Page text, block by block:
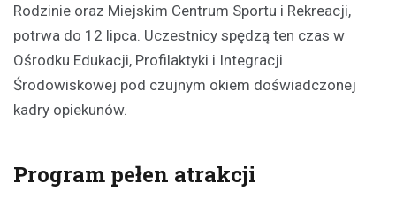
Rodzinie oraz Miejskim Centrum Sportu i Rekreacji,
potrwa do 12 lipca. Uczestnicy spędzą ten czas w
Ośrodku Edukacji, Profilaktyki i Integracji
Środowiskowej pod czujnym okiem doświadczonej
kadry opiekunów.
Program pełen atrakcji